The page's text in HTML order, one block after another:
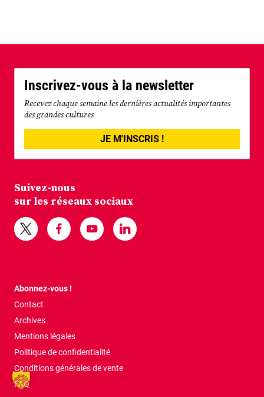
Inscrivez-vous à la newsletter
Recevez chaque semaine les dernières actualités importantes
des grandes cultures
JE M'INSCRIS !
Suivez-nous
sur les réseaux sociaux
Abonnez-vous !
Contact
Archives
Mentions légales
Politique de confidentialité
Conditions générales de vente
FAQ